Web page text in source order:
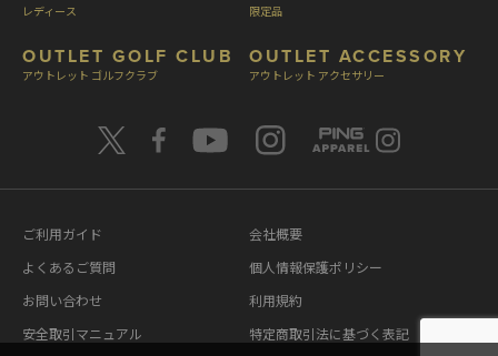
レディース
OUTLET GOLF CLUB
アウトレット ゴルフクラブ
限定品
OUTLET ACCESSORY
アウトレット アクセサリー
ご利用ガイド
よくあるご質問
お問い合わせ
安全取引マニュアル
会社概要
個人情報保護ポリシー
利用規約
特定商取引法に基づく表記